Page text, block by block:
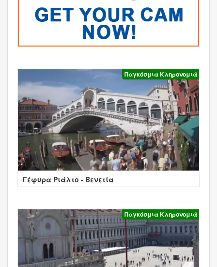
Παγκόσμια Κληρονομιά
Γέφυρα Ριάλτο - Βενετία
Παγκόσμια Κληρονομιά